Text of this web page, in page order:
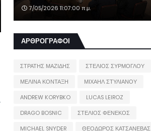
7/05/2026 11:07:00 π.μ.
ΑΡΘΡΟΓΡΑΦΟΙ
ΣΤΡΑΤΗΣ ΜΑΖΙΔΗΣ
ΣΤΕΛΙΟΣ ΣΥΡΜΟΓΛΟΥ
ΜΕΛΙΝΑ ΚΟΝΤΑΞΗ
ΜΙΧΑΗΛ ΣΤΥΛΙΑΝΟΥ
ANDREW KORYBKO
LUCAS LEIROZ
DRAGO BOSNIC
ΣΤΕΛΙΟΣ ΦΕΝΕΚΟΣ
MICHAEL SNYDER
ΘΕΟΔΩΡΟΣ ΚΑΤΣΑΝΕΒΑΣ